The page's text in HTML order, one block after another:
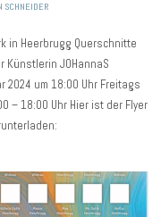
SCHNEIDER
in Heerbrugg Querschnitte
Künstlerin JOHannaS
2024 um 18:00 Uhr Freitags
– 18:00 Uhr Hier ist der Flyer